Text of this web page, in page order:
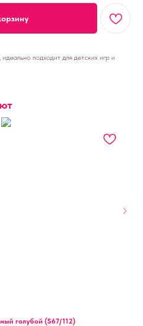
подходит для детских игр и
голубой (S67/112)